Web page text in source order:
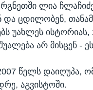
ლია
და ცდილობენ,
უახლეს
არ მისცენ -
წელს დაიღუპა,
აგვისტოში.